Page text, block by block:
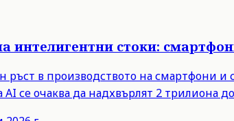
интелигентни стоки:
ръст в производството на смартфони
AI се очаква да надхвърлят 2 трилиона